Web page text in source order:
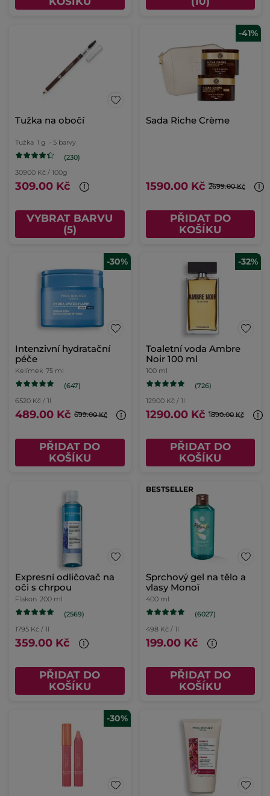
Tužka na obočí
Tužka 1 g - 5 barvy
(230)
30900 Kč / 100g
309.00 Kč
VYBRAT BARVU
(5)
-41%
Sada Riche Crème
1590.00 Kč 2699.00 Kč
PŘIDAT DO
KOŠÍKU
-30%
Intenzivní hydratační
péče
Kelímek 75 ml
(647)
6520 Kč / 1l
489.00 Kč 699.00 Kč
PŘIDAT DO
KOŠÍKU
-32%
Toaletní voda Ambre
Noir 100 ml
100 ml
(726)
12900 Kč / 1l
1290.00 Kč 1890.00 Kč
PŘIDAT DO
KOŠÍKU
Expresní odličovač na
oči s chrpou
Flakon 200 ml
(2569)
1795 Kč / 1l
359.00 Kč
PŘIDAT DO
KOŠÍKU
BESTSELLER
Sprchový gel na tělo a
vlasy Monoï
400 ml
(6027)
498 Kč / 1l
199.00 Kč
PŘIDAT DO
KOŠÍKU
-30%